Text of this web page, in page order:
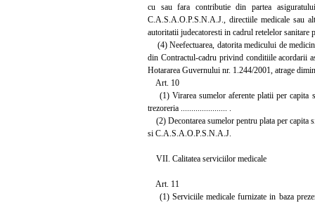
cu sau fara contributie din partea
C.A.S.A.O.P.S.N.A.J., directiile medicale sau
autoritatii judecatoresti in cadrul retelelor
(4) Neefectuarea, datorita medicului de
din Contractul-cadru privind conditiile acordarii
Hotararea Guvernului nr. 1.244/2001, atrage
Art. 10
(1) Virarea sumelor aferente platii per capita
trezoreria ...................... .
(2) Decontarea sumelor pentru plata per capita
si C.A.S.A.O.P.S.N.A.J.
VII. Calitatea serviciilor medicale
Art. 11
(1) Serviciile medicale furnizate in baza